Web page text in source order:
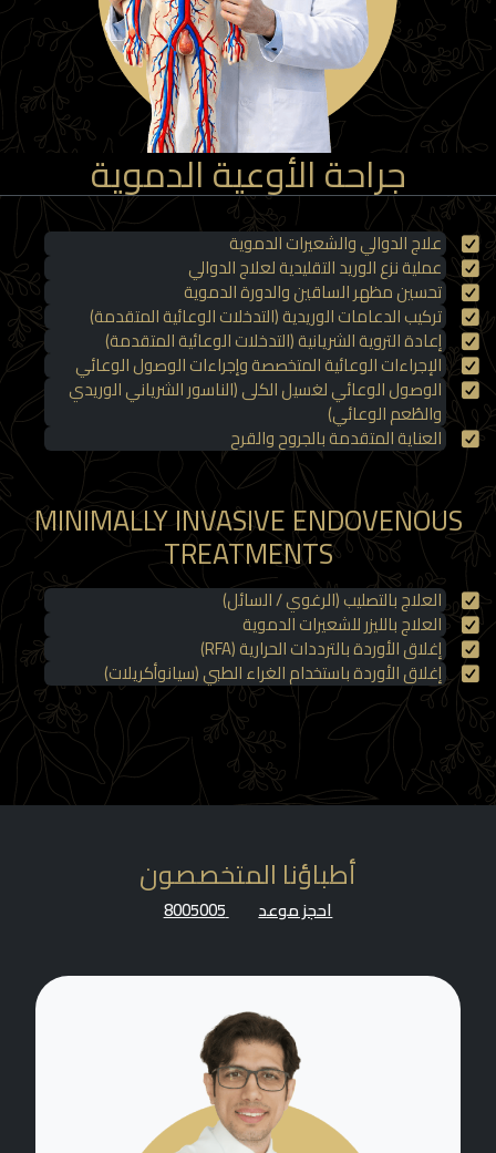
جراحة الأوعية الدموية
علاج الدوالي والشعيرات الدموية
عملية نزع الوريد التقليدية لعلاج الدوالي
تحسين مظهر الساقين والدورة الدموية
تركيب الدعامات الوريدية (التدخلات الوعائية المتقدمة)
إعادة التروية الشريانية (التدخلات الوعائية المتقدمة)
الإجراءات الوعائية المتخصصة وإجراءات الوصول الوعائي
الوصول الوعائي لغسيل الكلى (الناسور الشرياني الوريدي
والطُعم الوعائي)
العناية المتقدمة بالجروح والقرح
MINIMALLY INVASIVE ENDOVENOUS
TREATMENTS
العلاج بالتصليب (الرغوي / السائل)
العلاج بالليزر للشعيرات الدموية
إغلاق الأوردة بالترددات الحرارية (RFA)
إغلاق الأوردة باستخدام الغراء الطبي (سيانوأكريلات)
أطباؤنا المتخصصون
احجز موعد 8005005